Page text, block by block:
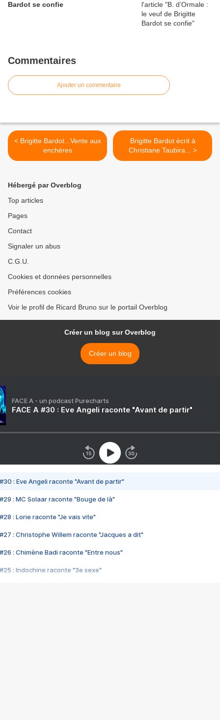
Bardot se confie
Commentaires
Ajouter un commentaire
< Brigitte Bardot...Vente aux
enchères
Brigitte Bardot écrit à
Christiane Taubira... >
Hébergé par Overblog
Top articles
Pages
Contact
Signaler un abus
C.G.U.
Cookies et données personnelles
Préférences cookies
Voir le profil de Ricard Bruno sur le portail Overblog
Créer un blog sur Overblog
Créer un blog
FACE A - un podcast Purecharts
FACE A #30 : Eve Angeli raconte "Avant de partir"
#30 : Eve Angeli raconte "Avant de partir"
#29 : MC Solaar raconte "Bouge de là"
#28 : Lorie raconte "Je vais vite"
#27 : Christophe Willem raconte "Jacques a dit"
#26 : Chimène Badi raconte "Entre nous"
#25 : Indochine raconte "3e sexe"